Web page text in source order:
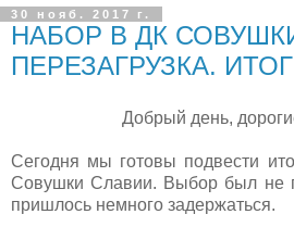
30 нояб. 2017 г.
НАБОР В ДК
ПЕРЕЗАГРУЗКА.
Добрый день,
Сегодня мы готовы подвести
Совушки Славии. Выбор был не
пришлось немного задержаться.